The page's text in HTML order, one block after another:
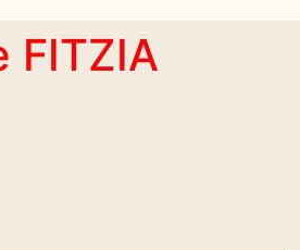
FITZIA